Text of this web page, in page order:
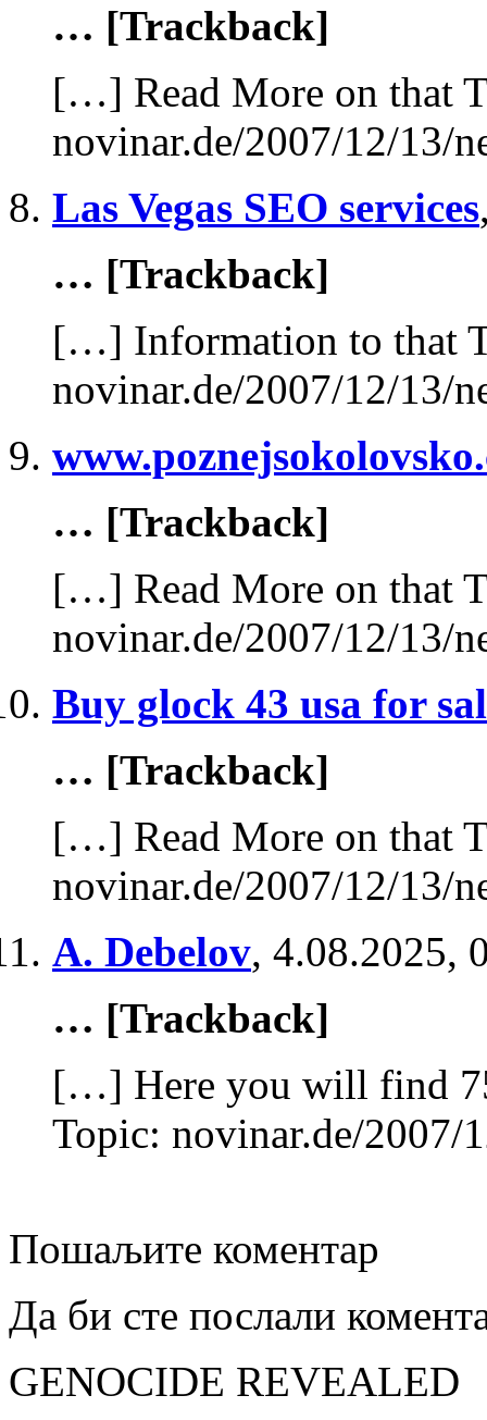
… [Trackback]
[…] Read More on that
novinar.de/2007/12/13/
Las Vegas SEO services
… [Trackback]
[…] Information to that
novinar.de/2007/12/13/
… [Trackback]
[…] Read More on that
novinar.de/2007/12/13/
Buy glock 43 usa for
… [Trackback]
[…] Read More on that
novinar.de/2007/12/13/
A. Debelov, 4.08.2025,
… [Trackback]
[…] Here you will find
Topic: novinar.de/
Пошаљите коментар
Да би сте послали
GENOCIDE REVEALED